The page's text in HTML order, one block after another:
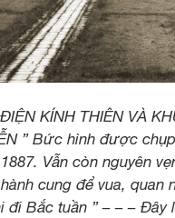
KÍNH THIÊN VÀ
” Bức hình được
Vẫn còn nguyên
cung để vua, quan
đi Bắc tuần ” – – – Đây